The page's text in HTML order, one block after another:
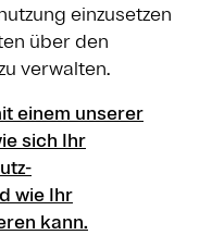
einzusetzen
über den
verwalten.
einem unserer
sich Ihr
wie Ihr
kann.